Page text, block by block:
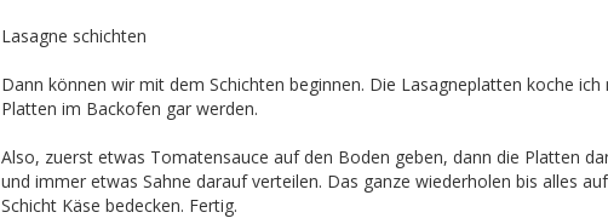
Lasagne schichten
Dann können wir mit dem Schichten beginnen. Die Lasagneplatten koche
Platten im Backofen gar werden.
Also, zuerst etwas Tomatensauce auf den Boden geben, dann die Platten
und immer etwas Sahne darauf verteilen. Das ganze wiederholen bis alles
Schicht Käse bedecken. Fertig.